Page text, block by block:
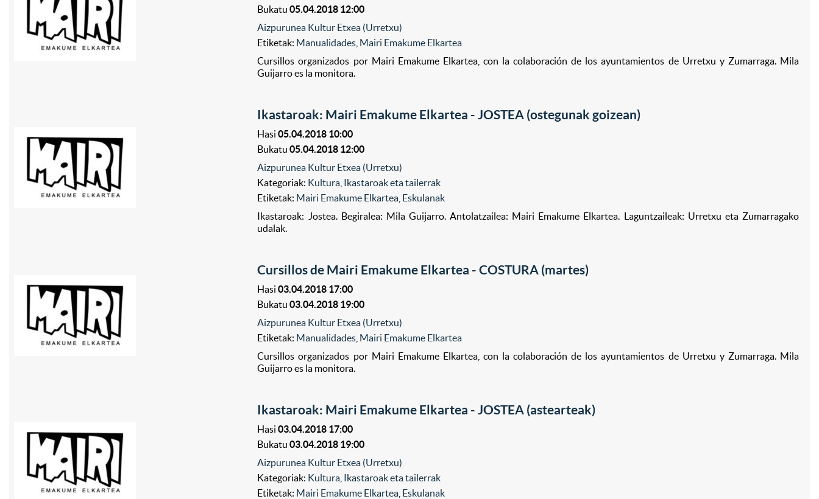
Bukatu05.04.2018 12:00
Aizpurunea Kultur Etxea (Urretxu)
Etiketak: Manualidades Mairi Emakume Elkartea
Cursillos organizados por Mairi Emakume Elkartea, con la colaboración de los ayuntamientos de Urretxu y Zumarraga. Mila
Guijarro es la monitora.
Ikastaroak: Mairi Emakume Elkartea - JOSTEA (ostegunak goizean)
Hasi05.04.2018 10:00
Bukatu05.04.2018 12:00
Aizpurunea Kultur Etxea (Urretxu)
Kategoriak: Kultura Ikastaroak eta tailerrak
Etiketak: Mairi Emakume Elkartea Eskulanak
Ikastaroak: Jostea. Begiralea: Mila Guijarro. Antolatzailea: Mairi Emakume Elkartea. Laguntzaileak: Urretxu eta Zumarragako
udalak.
Cursillos de Mairi Emakume Elkartea - COSTURA (martes)
Hasi03.04.2018 17:00
Bukatu03.04.2018 19:00
Aizpurunea Kultur Etxea (Urretxu)
Etiketak: Manualidades Mairi Emakume Elkartea
Cursillos organizados por Mairi Emakume Elkartea, con la colaboración de los ayuntamientos de Urretxu y Zumarraga. Mila
Guijarro es la monitora.
Ikastaroak: Mairi Emakume Elkartea - JOSTEA (astearteak)
Hasi03.04.2018 17:00
Bukatu03.04.2018 19:00
Aizpurunea Kultur Etxea (Urretxu)
Kategoriak: Kultura Ikastaroak eta tailerrak
Etiketak: Mairi Emakume Elkartea Eskulanak